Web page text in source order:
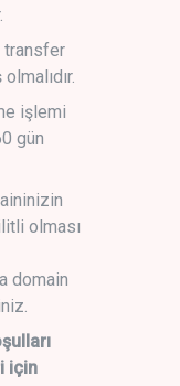
transfer
işlemi
gün
olması
domain
için